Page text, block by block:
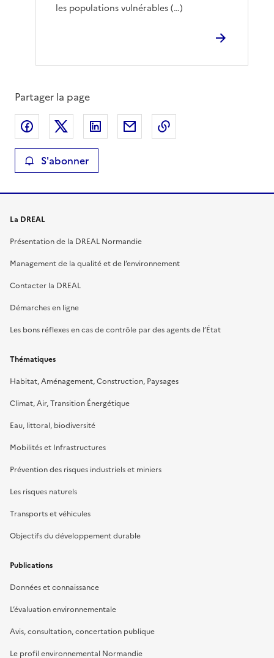
les populations vulnérables (…)
Partager la page
Partager sur Facebook
Partager sur XPartager sur LinkedIn
Partager par email
S'abonner
La DREAL
Présentation de la DREAL Normandie
Management de la qualité et de l’environnement
Contacter la DREAL
Démarches en ligne
Les bons réflexes en cas de contrôle par des agents de l’État
Thématiques
Habitat, Aménagement, Construction, Paysages
Climat, Air, Transition Énergétique
Eau, littoral, biodiversité
Mobilités et Infrastructures
Prévention des risques industriels et miniers
Les risques naturels
Transports et véhicules
Objectifs du développement durable
Publications
Données et connaissance
L’évaluation environnementale
Avis, consultation, concertation publique
Le profil environnemental Normandie